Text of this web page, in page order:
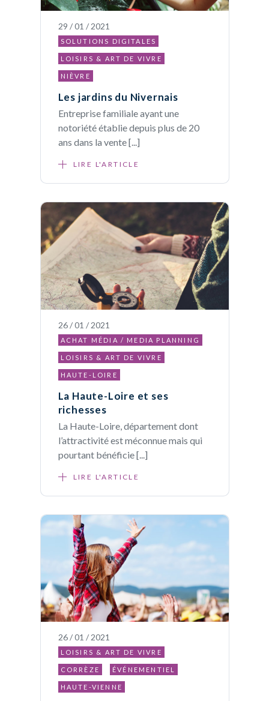
29 / 01 / 2021
SOLUTIONS DIGITALES
LOISIRS & ART DE VIVRE
NIÈVRE
Les jardins du Nivernais
Entreprise familiale ayant une
notoriété établie depuis plus de 20
ans dans la vente [...]
LIRE L'ARTICLE
26 / 01 / 2021
ACHAT MÉDIA / MEDIA PLANNING
LOISIRS & ART DE VIVRE
HAUTE-LOIRE
La Haute-Loire et ses
richesses
La Haute-Loire, département dont
l’attractivité est méconnue mais qui
pourtant bénéficie [...]
LIRE L'ARTICLE
26 / 01 / 2021
LOISIRS & ART DE VIVRE
CORRÈZE ÉVÉNEMENTIEL
HAUTE-VIENNE